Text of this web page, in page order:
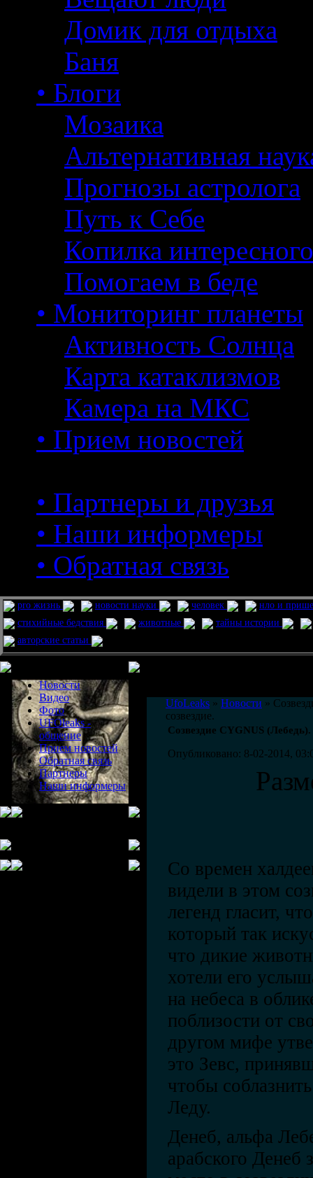
Домик для отдыха
Баня
• Блоги
Мозаика
Альтернативная
Прогнозы астролога
Путь к Себе
Копилка интересного
Помогаем в беде
• Мониторинг планеты
Активность Солнца
Карта катаклизмов
Камера на МКС
• Прием новостей
• Партнеры и друзья
• Наши информеры
• Обратная связь
pro жизнь новости науки человек
нло и
стихийные бедствия
животные
тайны истории
авторские статьи
Новости
Видео
Фото
UFOleaks -
общение
Прием новостей
Обратная связь
Партнеры
Наши информеры
UfoLeaks » Новости »
созвездие.
Созвездие CYGNUS
Опубликовано: 8-02-2014,
Со времен
видели в этом
легенд гласит,
который так
что дикие
хотели его
на небеса в
поблизости от
другом мифе
это Зевс,
чтобы
Леду.
Денеб, альфа
арабского Денеб